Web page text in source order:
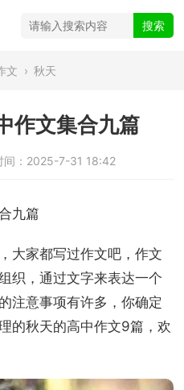
文 › 秋天
作文集合九篇
间：2025-7-31 18:42
九篇
大家都写过作文吧，作文
织，通过文字来表达一个
注意事项有许多，你确定
的秋天的高中作文9篇，欢